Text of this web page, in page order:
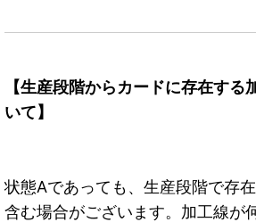
【生産段階からカードに存在す
いて】
状態Aであっても、生産段階で存
含む場合がございます。加工線が